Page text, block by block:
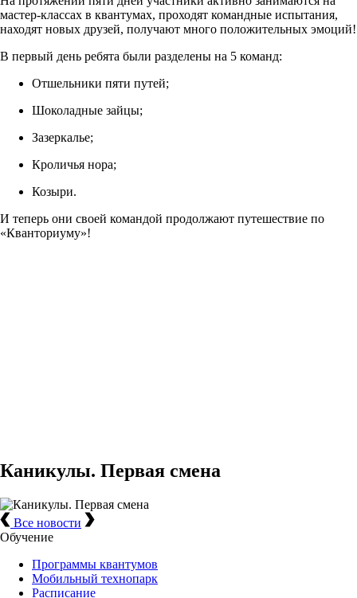
мастер-классах в квантумах, проходят командные испытания,
находят новых друзей, получают много положительных эмоций!
В первый день ребята были разделены на 5 команд:
Отшельники пяти путей;
Шоколадные зайцы;
Зазеркалье;
Кроличья нора;
Козыри.
И теперь они своей командой продолжают путешествие по
«Кванториуму»!
Каникулы. Первая смена
Все новости
Обучение
Программы квантумов
Мобильный технопарк
Расписание